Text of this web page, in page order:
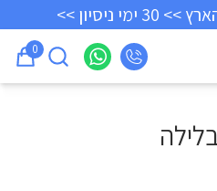
ניסיון >>
0